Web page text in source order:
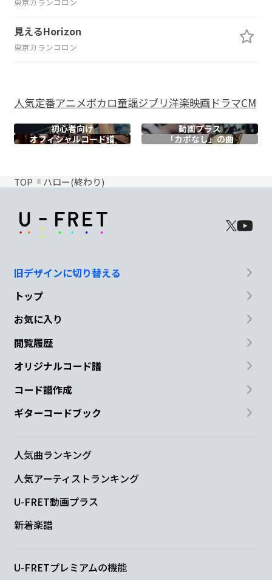
東京カランコロン
見えるHorizon
東京カランコロン
人気定番アニメボカロ童謡ジブリ洋楽映画ドラマCM
初心者向け
動画プラス
オフィシャルコード譜 「カポなし」の曲
TOP ハロー(終わり)
旧デザインに切り替える
トップ
お気に入り
閲覧履歴
オリジナルコード譜
コード譜作成
ギターコードブック
人気曲ランキング
人気アーティストランキング
U-FRET動画プラス
新着楽譜
U-FRETプレミアムの機能